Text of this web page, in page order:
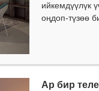
ийкемдүүлүк
оңдоп-түзөө
Ар бир